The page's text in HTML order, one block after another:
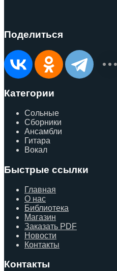
Поделиться
Категории
Сольные
Сборники
Ансамбли
Гитара
Вокал
Быстрые ссылки
Главная
О нас
Библиотека
Магазин
Заказать PDF
Новости
Контакты
Контакты